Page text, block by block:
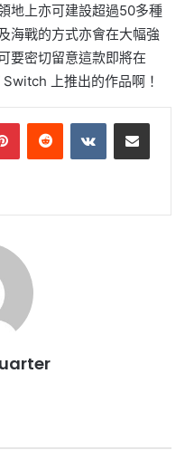
地上亦可建設超過50多種
海戰的方式亦會在大幅強
要密切留意這款即將在
上推出的作品啊！
PinterestReddit VKontakteShare via Email